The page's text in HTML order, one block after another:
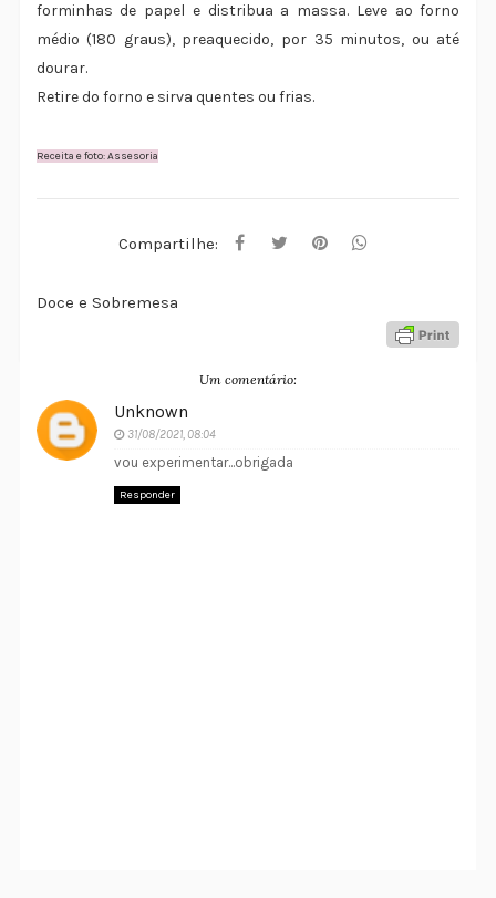
forminhas de papel e distribua a massa. Leve ao forno
médio (180 graus), preaquecido, por 35 minutos, ou até
dourar.
Retire do forno e sirva quentes ou frias.
Receita e foto: Assesoria
Compartilhe:
Doce e Sobremesa
Um comentário:
Unknown
31/08/2021, 08:04
vou experimentar...obrigada
Responder